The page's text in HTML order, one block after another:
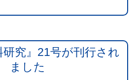
研究』21号が刊行され
ました